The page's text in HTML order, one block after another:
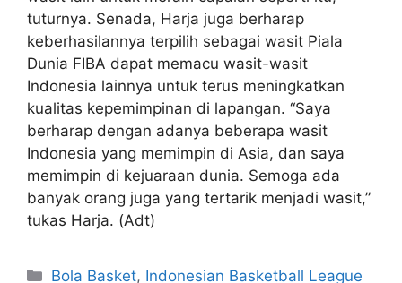
tuturnya. Senada, Harja juga berharap
keberhasilannya terpilih sebagai wasit Piala
Dunia FIBA dapat memacu wasit-wasit
Indonesia lainnya untuk terus meningkatkan
kualitas kepemimpinan di lapangan. “Saya
berharap dengan adanya beberapa wasit
Indonesia yang memimpin di Asia, dan saya
memimpin di kejuaraan dunia. Semoga ada
banyak orang juga yang tertarik menjadi wasit,”
tukas Harja. (Adt)
Bola Basket, Indonesian Basketball League